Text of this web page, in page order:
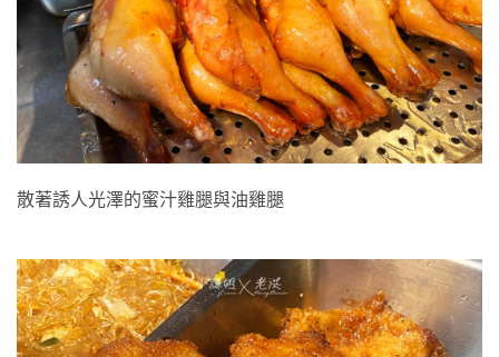
散著誘人光澤的蜜汁雞腿與油雞腿